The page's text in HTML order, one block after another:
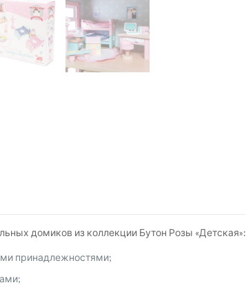
домиков из коллекции Бутон Розы «Детская»:
принадлежностями;